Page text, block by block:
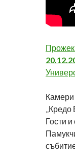
Камери
„Кредо
Гости